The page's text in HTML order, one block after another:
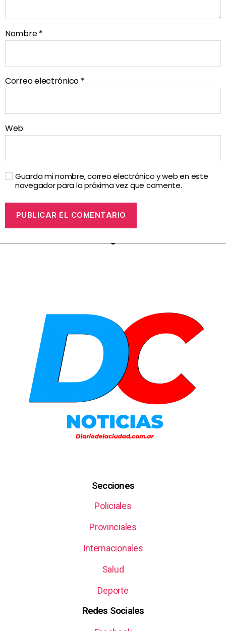
Nombre*
Correo electrónico *
Web
Guarda mi nombre, correo electrónico y web en este
navegador para la próxima vez que comente.
Secciones
Policiales
Provinciales
Internacionales
Salud
Deporte
Redes Sociales